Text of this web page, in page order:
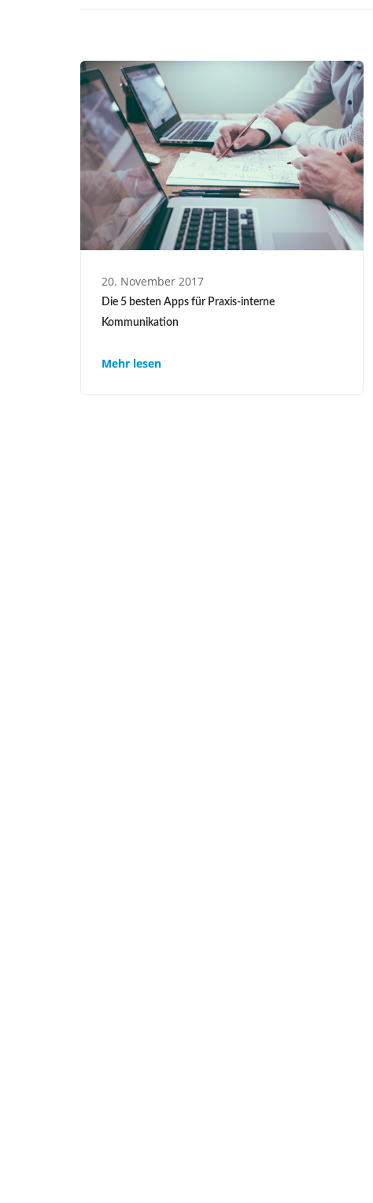
20. November 2017
Die 5 besten Apps für Praxis-interne
Kommunikation
Mehr lesen